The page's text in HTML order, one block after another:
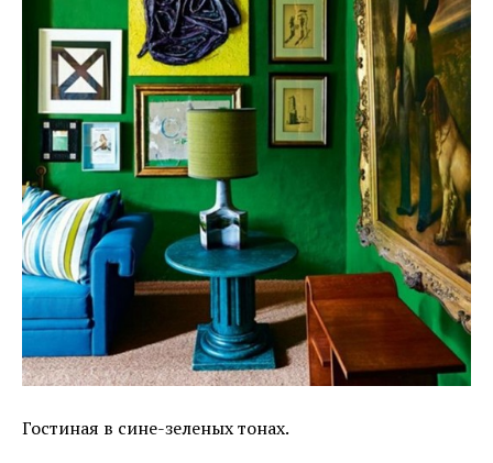
Гостиная в сине-зеленых тонах.